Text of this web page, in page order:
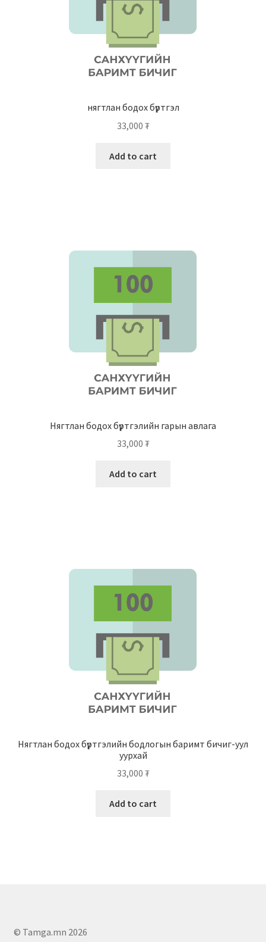
нягтлан бодох бүртгэл
33,000 ₮
Add to cart
Нягтлан бодох бүртгэлийн гарын авлага
33,000 ₮
Add to cart
Нягтлан бодох бүртгэлийн бодлогын баримт бичиг-уул
уурхай
33,000 ₮
Add to cart
© Tamga.mn 2026